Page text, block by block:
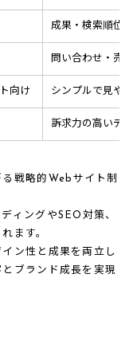
成果・検索順位を
問い合わせ・売上
向け シンプルで見やす
訴求力の高いデザ
戦略的Webサイト制
ィングやSEO対策、
ます。
ン性と成果を両立し
ブランド成長を実現